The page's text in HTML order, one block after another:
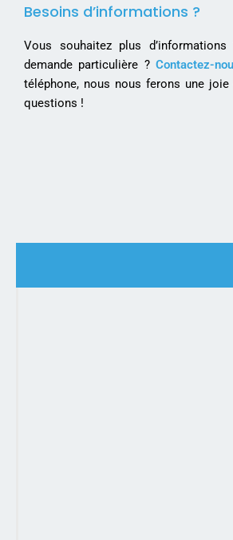
Besoins d’informations ?
Vous souhaitez plus
demande particulière ? Contactez-
téléphone, nous nous ferons une
questions !